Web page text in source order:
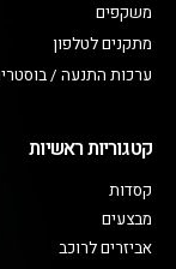
משקפים
מתקנים לטלפון
ערכות התנעה /
קטגוריות ראשיות
קסדות
מבצעים
אביזרים לרוכב